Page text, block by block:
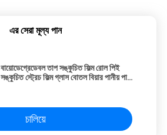
এর সেরা মূল্য পান
বায়োডেগ্রেডেবল তাপ সঙ্কুচিত ফিল্ম রোল পিই
সঙ্কুচিত স্ট্রেচ ফিল্ম গ্লাস বোতল বিয়ার পানীয় পানীয়
চালিয়ে